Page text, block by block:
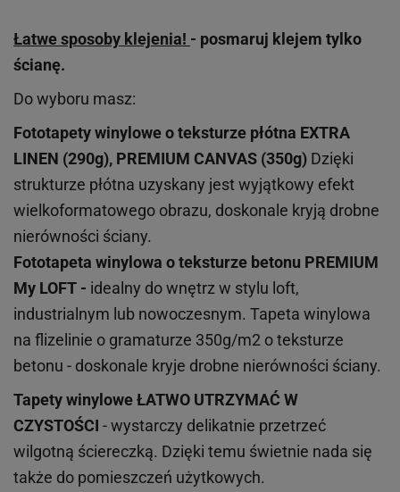
Łatwe sposoby klejenia! - posmaruj klejem tylko
ścianę.
Do wyboru masz:
Fototapety winylowe oteksturze płótna EXTRA
LINEN (290g), PREMIUM CANVAS (350g) Dzięki
strukturze płótna uzyskany jest wyjątkowy efekt
wielkoformatowego obrazu, doskonale kryją drobne
nierówności ściany.
Fototapeta winylowa oteksturze betonu PREMIUM
My LOFT - idealny do wnętrz w stylu loft,
industrialnym lub nowoczesnym. Tapeta winylowa
na flizelinie o gramaturze 350g/m2 o teksturze
betonu - doskonale kryje drobne nierówności ściany.
Tapety winyloweŁATWO UTRZYMAĆ W
CZYSTOŚCI - wystarczy delikatnie przetrzeć
wilgotną ściereczką. Dzięki temu świetnie nada się
także do pomieszczeń użytkowych.